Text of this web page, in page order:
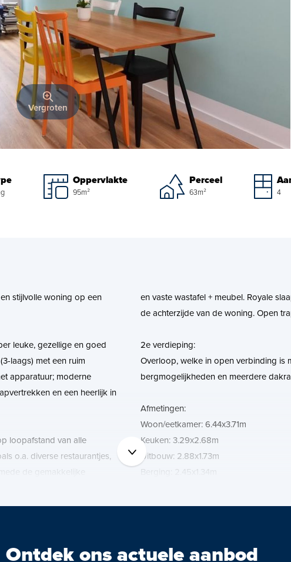
Vergroten
Oppervlakte
95m²
Perceel
63m² 4
stijlvolle woning op een
leuke, gezellige en goed
laags) met een ruim
apparatuur; moderne
en een heerlijk in
loopafstand van alle
o.a. diverse restaurantjes,
de gemakkelijke
de link naar de website waar
en vaste wastafel + meubel. Royale
de achterzijde van de woning. Open
2e verdieping:
Overloop, welke in open verbinding is
bergmogelijkheden en meerdere
Afmetingen:
Woon/eetkamer: 6.44x3.71m
Keuken: 3.29x2.68m
Uitbouw: 2.88x1.73m
Berging: 2.45x1.34m
Slaapkamer: (achter): 4.06x3.71m
Ontdek ons actuele aanbod